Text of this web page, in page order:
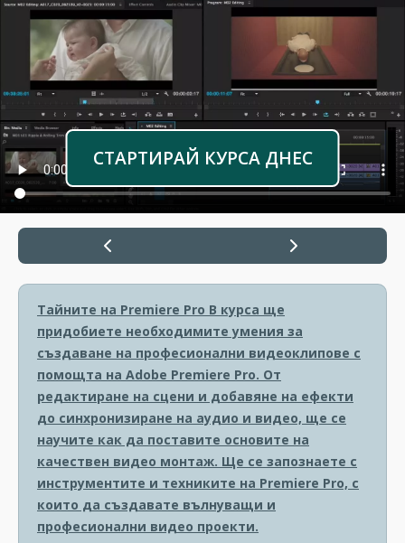
СТАРТИРАЙ КУРСА ДНЕС
Тайните на Premiere Pro В курса ще
придобиете необходимите умения за
създаване на професионални видеоклипове с
помощта на Adobe Premiere Pro. От
редактиране на сцени и добавяне на ефекти
до синхронизиране на аудио и видео, ще се
научите как да поставите основите на
качествен видео монтаж. Ще се запознаете с
инструментите и техниките на Premiere Pro, с
които да създавате вълнуващи и
професионални видео проекти.